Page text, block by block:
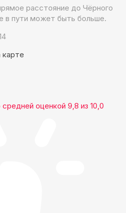
расстояние до Чёрного
в пути может быть больше.
карте
оценкой 9,8 из 10,0